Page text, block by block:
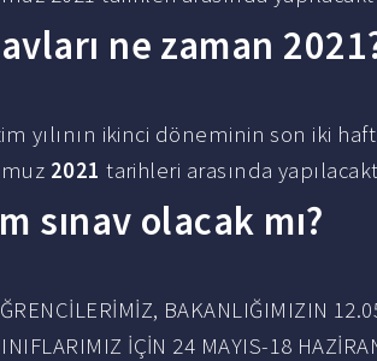
ne zaman
yılının ikinci döneminin son iki
2021 tarihleri arasında
sınav olacak mı?
BAKANLIĞIMIZIN
İÇİN 24 MAYIS-18